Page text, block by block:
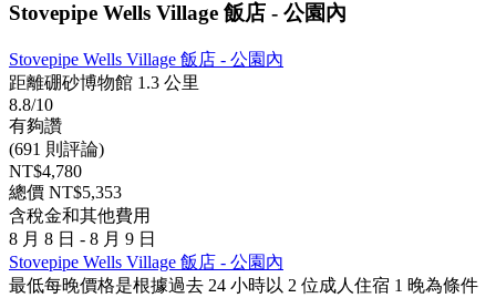
Stovepipe Wells Village 飯店 - 公園內
Stovepipe Wells Village 飯店 - 公園內
距離硼砂博物館 1.3 公里
8.8/10
有夠讚
(691 則評論)
NT$4,780
總價 NT$5,353
含稅金和其他費用
8 月 8 日 - 8 月 9 日
Stovepipe Wells Village 飯店 - 公園內
最低每晚價格是根據過去 24 小時以 2 位成人住宿 1 晚為條件